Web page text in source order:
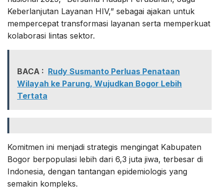
Keberlanjutan Layanan HIV,” sebagai ajakan untuk
mempercepat transformasi layanan serta memperkuat
kolaborasi lintas sektor.
BACA : Rudy Susmanto Perluas Penataan
Wilayah ke Parung, Wujudkan Bogor Lebih
Tertata
Komitmen ini menjadi strategis mengingat Kabupaten
Bogor berpopulasi lebih dari 6,3 juta jiwa, terbesar di
Indonesia, dengan tantangan epidemiologis yang
semakin kompleks.